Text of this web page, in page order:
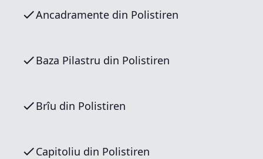
Ancadramente din Polistiren
Baza Pilastru din Polistiren
Brîu din Polistiren
Capitoliu din Polistiren